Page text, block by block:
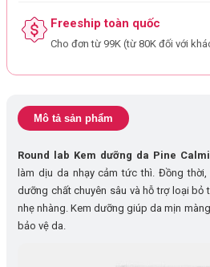
Freeship toàn quốc
Cho đơn từ 99K (từ 80K đối với
Mô tả sản phẩm
Round lab Kem dưỡng da Pine
làm dịu da nhạy cảm tức thì. Đồng
dưỡng chất chuyên sâu và hỗ trợ loại bỏ
nhẹ nhàng. Kem dưỡng giúp da mịn
bảo vệ da.